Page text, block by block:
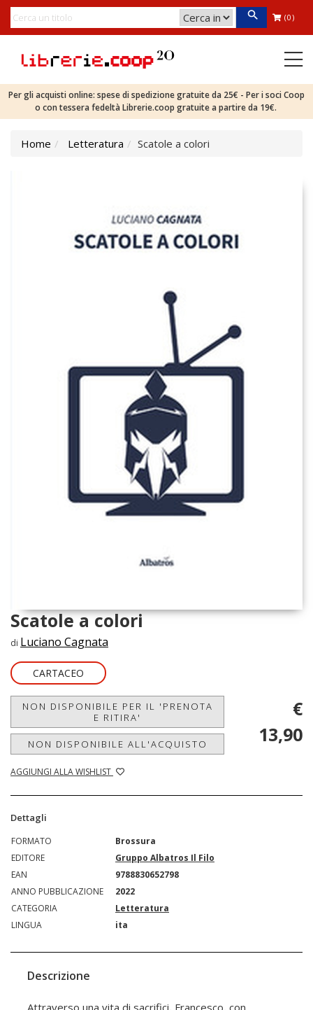
(0)
Per gli acquisti online: spese di spedizione gratuite da 25€ - Per i soci Coop
o con tessera fedeltà Librerie.coop gratuite a partire da 19€.
Home Letteratura Scatole a colori
Scatole a colori
di Luciano Cagnata
CARTACEO
NON DISPONIBILE PER IL 'PRENOTA
E RITIRA'
NON DISPONIBILE ALL'ACQUISTO
AGGIUNGI ALLA WISHLIST
€
13,90
Dettagli
FORMATO
Brossura
EDITORE
Gruppo Albatros Il Filo
EAN
9788830652798
ANNO PUBBLICAZIONE
2022
CATEGORIA
Letteratura
LINGUA
ita
Descrizione
Attraverso una vita di sacrifici, Francesco, con